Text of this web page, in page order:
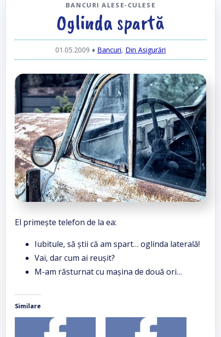
BANCURI ALESE-CULESE
Oglinda spartă
01.05.2009 ♦ Bancuri, Din Asigurări
El primeşte telefon de la ea:
Iubitule, să ştii că am spart… oglinda laterală!
Vai, dar cum ai reuşit?
M-am răsturnat cu maşina de două ori…
Similare